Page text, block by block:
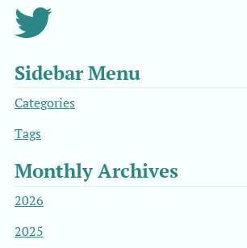
Sidebar Menu
Categories
Tags
Monthly Archives
2026
2025